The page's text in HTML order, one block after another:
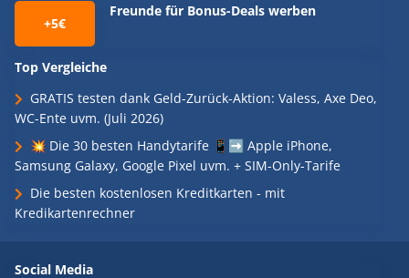
+5€
Freunde für Bonus-Deals werben
Top Vergleiche
GRATIS testen dank Geld-Zurück-Aktion: Valess, Axe Deo,
WC-Ente uvm. (Juli 2026)
💥 Die 30 besten Handytarife 📱➡️ Apple iPhone,
Samsung Galaxy, Google Pixel uvm. + SIM-Only-Tarife
Die besten kostenlosen Kreditkarten - mit
Kredikartenrechner
Social Media